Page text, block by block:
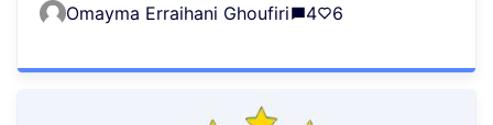
Omayma Erraihani Ghoufiri 4 6